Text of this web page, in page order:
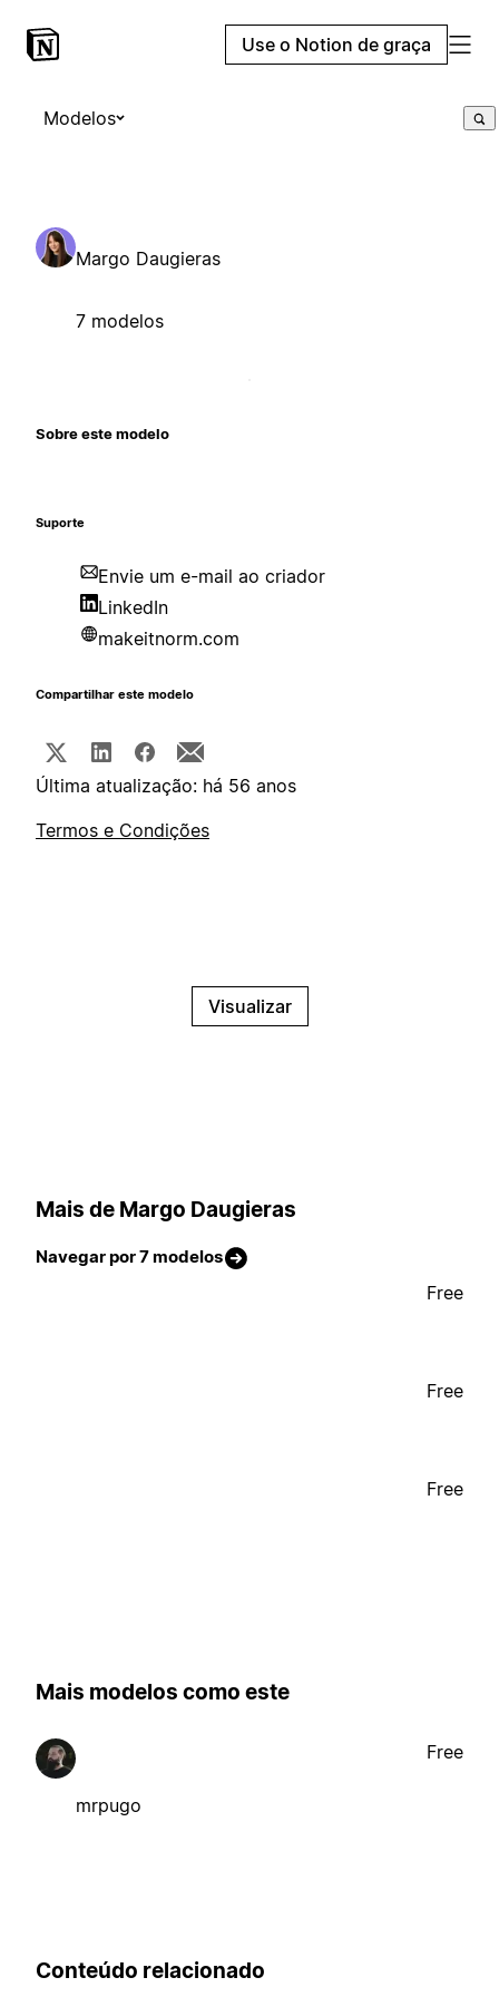
Use o Notion de graça
Modelos
Margo Daugieras
7 modelos
Sobre este modelo
Suporte
Envie um e-mail ao criador
LinkedIn
makeitnorm.com
Compartilhar este modelo
Última atualização: há 56 anos
Termos e Condições
Visualizar
Mais de Margo Daugieras
Navegar por 7 modelos
Free
Free
Free
Mais modelos como este
mrpugo
Free
Conteúdo relacionado